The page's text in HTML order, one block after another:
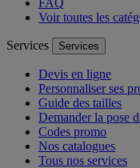
Voir toutes les
Services Services
Devis en ligne
Personnaliser ses
Guide des tailles
Demander la pose
Codes promo
Nos catalogues
Tous nos services